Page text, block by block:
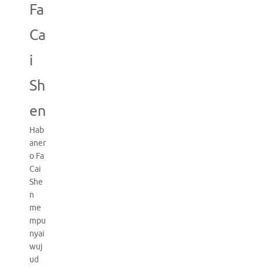
Fa
Ca
i
Sh
en
Hab
aner
o Fa
Cai
She
n
me
mpu
nyai
wuj
ud